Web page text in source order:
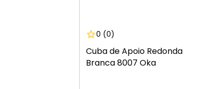
0 (0)
Cuba de Apoio Redonda
Branca 8007 Oka